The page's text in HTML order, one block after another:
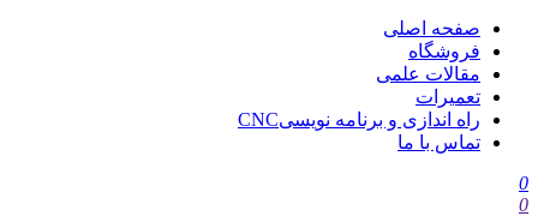
صفحه اصلی
فروشگاه
مقالات علمی
تعمیرات
راه اندازی و برنامه نویسیCNC
تماس با ما
0
0